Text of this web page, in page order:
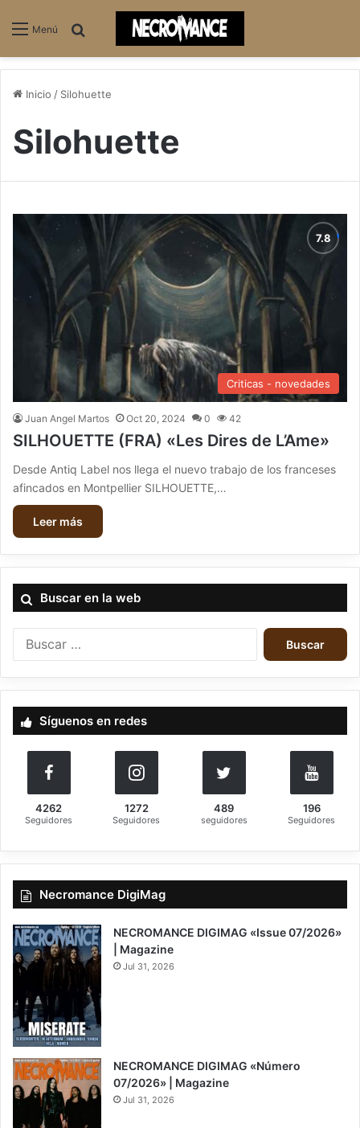
Menú
Inicio / Silohuette
Silohuette
Criticas - novedades
Juan Angel Martos Oct 20, 2024 0 42
SILHOUETTE (FRA) «Les Dires de L’Ame»
Desde Antiq Label nos llega el nuevo trabajo de los franceses
afincados en Montpellier SILHOUETTE,…
Leer más
Buscar en la web
c
a
:
Síguenos en redes
4262
Seguidores
1272
Seguidores
489
seguidores
196
Seguidores
Necromance DigiMag
NECROMANCE DIGIMAG «Issue 07/2026»
| Magazine
Jul 31, 2026
NECROMANCE DIGIMAG «Número
07/2026» | Magazine
Jul 31, 2026